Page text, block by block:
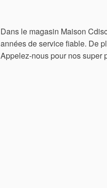
Dans le magasin Maison
années de service fiable. De
Appelez-nous pour nos super